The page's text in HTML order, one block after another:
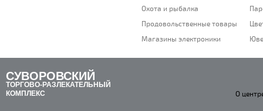
Охота и рыбалка
Продовольственные товары
Магазины электроники
СУВОРОВСКИЙ
ТОРГОВО-РАЗЛЕКАТЕЛЬНЫЙ
КОМПЛЕКС
О